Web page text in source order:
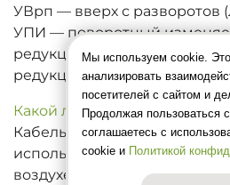
УВрп — вверх с разворотов
УПИ — поворотный
редукция тройниковая с
редукция тройниковая.
Какой лоток выбрать: с
Кабельные лотки
использовать внутри
воздухе может
Мы используем cookie.
анализировать
посетителей с сайтом и
Продолжая пользоваться
соглашаетесь с
cookie и Политикой